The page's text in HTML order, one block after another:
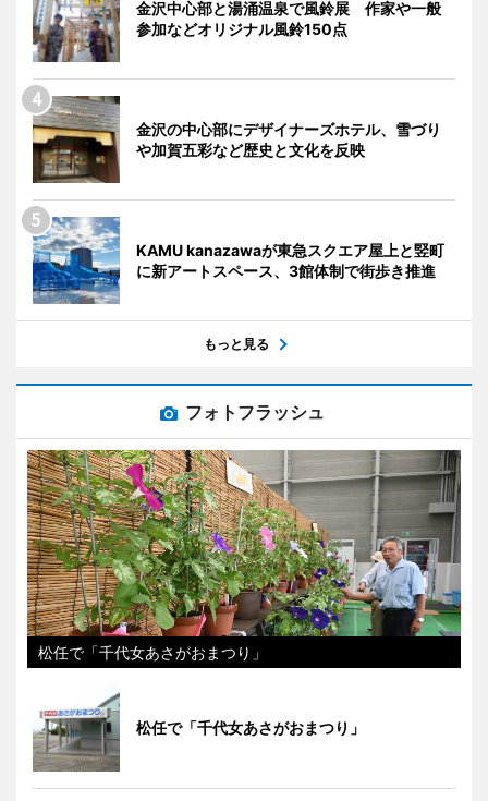
金沢中心部と湯涌温泉で風鈴展 作家や一般
参加などオリジナル風鈴150点
金沢の中心部にデザイナーズホテル、雪づり
や加賀五彩など歴史と文化を反映
KAMU kanazawaが東急スクエア屋上と竪町
に新アートスペース、3館体制で街歩き推進
もっと見る
フォトフラッシュ
松任で「千代女あさがおまつり」
松任で「千代女あさがおまつり」